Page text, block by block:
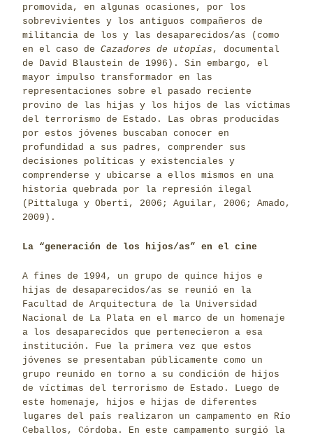
promovida, en algunas ocasiones, por los
sobrevivientes y los antiguos compañeros de
militancia de los y las desaparecidos/as (como
en el caso de Cazadores de utopías , documental
de David Blaustein de 1996). Sin embargo, el
mayor impulso transformador en las
representaciones sobre el pasado reciente
provino de las hijas y los hijos de las víctimas
del terrorismo de Estado. Las obras producidas
por estos jóvenes buscaban conocer en
profundidad a sus padres, comprender sus
decisiones políticas y existenciales y
comprenderse y ubicarse a ellos mismos en una
historia quebrada por la represión ilegal
(Pittaluga y Oberti, 2006; Aguilar, 2006; Amado,
2009).
La “generación de los hijos/as” en el cine
A fines de 1994, un grupo de quince hijos e
hijas de desaparecidos/as se reunió en la
Facultad de Arquitectura de la Universidad
Nacional de La Plata en el marco de un homenaje
a los desaparecidos que pertenecieron a esa
institución. Fue la primera vez que estos
jóvenes se presentaban públicamente como un
grupo reunido en torno a su condición de hijos
de víctimas del terrorismo de Estado. Luego de
este homenaje, hijos e hijas de diferentes
lugares del país realizaron un campamento en Río
Ceballos, Córdoba. En este campamento surgió la